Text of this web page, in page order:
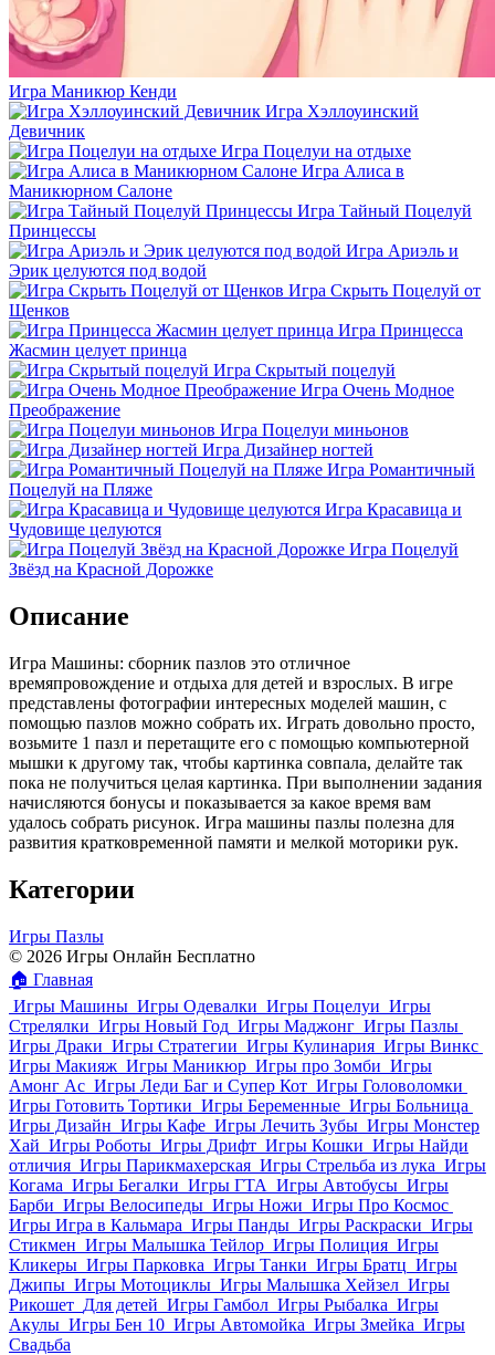
Игра Маникюр Кенди
Игра Хэллоуинский
Девичник
Игра Поцелуи на отдыхе
Игра Алиса в
Маникюрном Салоне
Игра Тайный Поцелуй
Принцессы
Игра Ариэль и
Эрик целуются под водой
Игра Скрыть Поцелуй от
Щенков
Игра Принцесса
Жасмин целует принца
Игра Скрытый поцелуй
Игра Очень Модное
Преображение
Игра Поцелуи миньонов
Игра Дизайнер ногтей
Игра Романтичный
Поцелуй на Пляже
Игра Красавица и
Чудовище целуются
Игра Поцелуй
Звёзд на Красной Дорожке
Описание
Игра Машины: сборник пазлов это отличное
времяпровождение и отдыха для детей и взрослых. В игре
представлены фотографии интересных моделей машин, с
помощью пазлов можно собрать их. Играть довольно просто,
возьмите 1 пазл и перетащите его с помощью компьютерной
мышки к другому так, чтобы картинка совпала, делайте так
пока не получиться целая картинка. При выполнении задания
начисляются бонусы и показывается за какое время вам
удалось собрать рисунок. Игра машины пазлы полезна для
развития кратковременной памяти и мелкой моторики рук.
Категории
Игры Пазлы
© 2026 Игры Онлайн Бесплатно
🏠 Главная
Игры Машины Игры Одевалки Игры Поцелуи Игры
Стрелялки Игры Новый Год Игры Маджонг Игры Пазлы
Игры Драки Игры Стратегии Игры Кулинария Игры Винкс
Игры Макияж Игры Маникюр Игры про Зомби Игры
Амонг Ас Игры Леди Баг и Супер Кот Игры Головоломки
Игры Готовить Тортики Игры Беременные Игры Больница
Игры Дизайн Игры Кафе Игры Лечить Зубы Игры Монстер
Хай Игры Роботы Игры Дрифт Игры Кошки Игры Найди
отличия Игры Парикмахерская Игры Стрельба из лука Игры
Когама Игры Бегалки Игры ГТА Игры Автобусы Игры
Барби Игры Велосипеды Игры Ножи Игры Про Космос
Игры Игра в Кальмара Игры Панды Игры Раскраски Игры
Стикмен Игры Малышка Тейлор Игры Полиция Игры
Кликеры Игры Парковка Игры Танки Игры Братц Игры
Джипы Игры Мотоциклы Игры Малышка Хейзел Игры
Рикошет Для детей Игры Гамбол Игры Рыбалка Игры
Акулы Игры Бен 10 Игры Автомойка Игры Змейка Игры
Свадьба